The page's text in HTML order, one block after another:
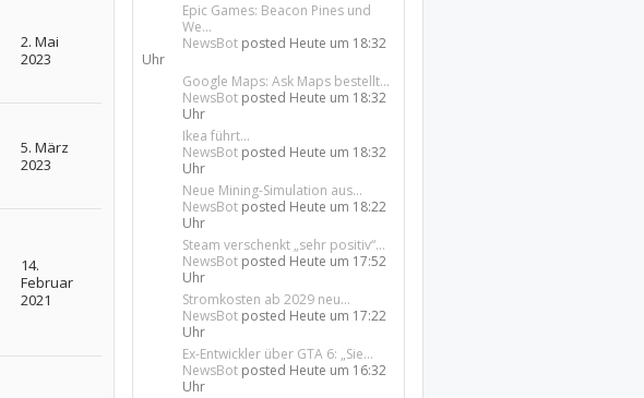
2. Mai
2023
5. März
2023
14.
Februar
2021
Epic Games: Beacon Pines und
We...
NewsBot posted Heute um 18:32
Uhr
Google Maps: Ask Maps bestellt...
NewsBot posted Heute um 18:32
Uhr
Ikea führt...
NewsBot posted Heute um 18:32
Uhr
Neue Mining-Simulation aus...
NewsBot posted Heute um 18:22
Uhr
Steam verschenkt „sehr positiv“...
NewsBot posted Heute um 17:52
Uhr
Stromkosten ab 2029 neu...
NewsBot posted Heute um 17:22
Uhr
Ex-Entwickler über GTA 6: „Sie...
NewsBot posted Heute um 16:32
Uhr